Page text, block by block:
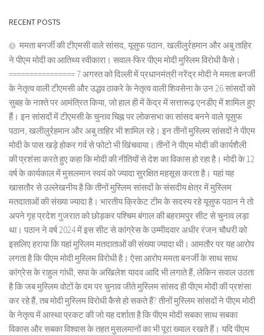
RECENT POSTS
ममता बनर्जी की टीएमसी वाले सांसद, यूसुफ पठान, खलीलुर्रहमान और अबु ताहिर
ने पीएम मोदी का आतिथ्य स्वीकारा। सवाल-फिर पीएम मोदी मुस्लिम विरोधी कैसे।
================ 7 अगस्त को दिल्ली में प्रधानमंत्री नरेंद्र मोदी ने ममता बनर्जी
के नेतृत्व वाली टीएमसी और उद्धव ठाकरे के नेतृत्व वाली शिवसेना के उन 26 सांसदों को
सुबह के नाश्ते पर आमंत्रित किया, जो हाल ही में केंद्र में सत्तारूढ़ एनडीए में शामिल हुए
हैं। इन सांसदों में टीएमसी के चुनाव चिह्न पर लोकसभा का सांसद बनने वाले यूसुफ
पठान, खलीलुर्रहमान और अबु ताहिर भी शामिल रहे। इन तीनों मुस्लिम सांसदों ने पीएम
मोदी के पास खड़े होकर गर्व से फोटो भी खिंचवाया। तीनों ने पीएम मोदी की कार्यशैली
की प्रशंसा करते हुए कहा कि मोदी की नीतियों से देश का विकास हो रहा है। मोदी के 12
वर्ष के कार्यकाल में मुसलमान स्वयं को ज्यादा सुरक्षित महसूस करता है। यहां यह
खासतौर से उल्लेखनीय है कि तीनों मुस्लिम सांसदों के संसदीय क्षेत्र में मुस्लिम
मतदाताओं की संख्या ज्यादा है। भारतीय क्रिकेट टीम के सदस्य रहे यूसुफ पठान ने तो
अपने गृह प्रदेश गुजरात को छोड़कर पश्चिम बंगाल की बहरामपुर सीट से चुनाव लड़ा
था। पठान ने वर्ष 2024 में इस सीट से कांग्रेस के उम्मीदवार अधीर रंजन चौधरी को
इसलिए हराया कि यहां मुस्लिम मतदाताओं की संख्या ज्यादा थी। आमतौर पर यह आरोप
लगता है कि पीएम मोदी मुस्लिम विरोधी है। ऐसा आरोप ममता बनर्जी के साथ साथ
कांग्रेस के राहुल गांधी, सपा के अखिलेश यादव आदि भी लगाते हैं, लेकिन सवाल उठता
है कि जब मुस्लिम वोटों के दम पर चुनाव जीते मुस्लिम सांसद ही पीएम मोदी की प्रशंसा
कर रहे हैं, तब मोदी मुस्लिम विरोधी कैसे हो सकते हैं? तीनों मुस्लिम सांसदों ने पीएम मोदी
के नेतृत्व में आस्था प्रकट की जो यह दर्शाता है कि पीएम मोदी सबका साथ सबका
विकास और सबका विश्वास के तहत मुसलमानों का भी पूरा ख्याल रखते हैं। यदि पीएम